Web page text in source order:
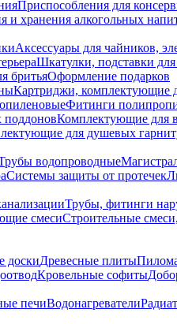
Приспособления для
и хранения алкогольных
Аксессуары для чайников,
Шкатулки, подставки
бритьяОформление подарков
Картриджи, комплектующие
Фитинги
Комплектующие для
для душевых
водопроводные
Системы защиты от протечек
Трубы, фитинги
смесиСтроительные
доскиДревесные плиты
Кровельные софиты
печиВодонагреватели